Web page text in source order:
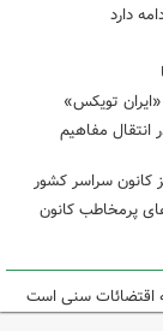
دارد
تویکس»
انتقال مفاهیم
کانون سراسر کشور
پرمخاطب کانون
اقتضائات سنی است